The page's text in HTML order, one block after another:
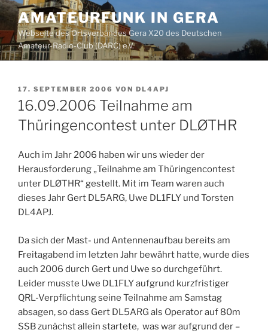
Zum
Inhalt
springen
AMATEURFUNK IN GERA
Webseite des Ortsverbandes Gera X20 des Deutschen
Amateur-Radio-Club (DARC) e.V.
VERÖFFENTLICHT
AM
17. SEPTEMBER 2006 VON DL4APJ
16.09.2006 Teilnahme am
Thüringencontest unter DLØTHR
Auch im Jahr 2006 haben wir uns wieder der
Herausforderung „Teilnahme am Thüringencontest
unter DLØTHR“ gestellt. Mit im Team waren auch
dieses Jahr Gert DL5ARG, Uwe DL1FLY und Torsten
DL4APJ.
Da sich der Mast- und Antennenaufbau bereits am
Freitagabend im letzten Jahr bewährt hatte, wurde dies
auch 2006 durch Gert und Uwe so durchgeführt.
Leider musste Uwe DL1FLY aufgrund kurzfristiger
QRL-Verpflichtung seine Teilnahme am Samstag
absagen, so dass Gert DL5ARG als Operator auf 80m
SSB zunächst allein startete, was war aufgrund der –